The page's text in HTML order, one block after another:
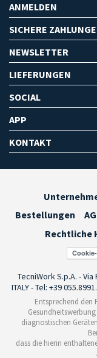
ANMELDEN
SICHERE
NEWSLETTER
LIEFERUNGEN
SOCIAL
APP
KONTAKT
Bestellungen
Rechtliche
TecniWork S.p.A. -
ITALY - Tel: +39
Entsprechend den
diagnostischen
dass die hierin